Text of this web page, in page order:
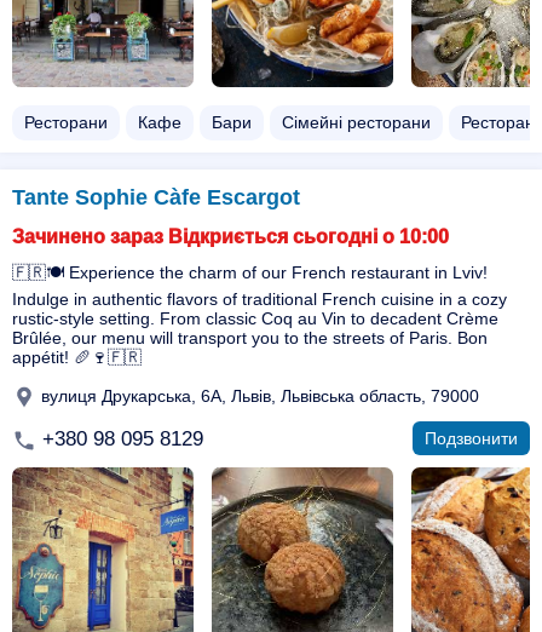
Ресторани Кафе Бари Сімейні ресторани
Tante Sophie Càfe Escargot
Зачинено зараз Відкриється сьогодні о 10:00
🇫🇷🍽️ Experience the charm of our French restaurant in Lviv!
Indulge in authentic flavors of traditional French cuisine in a cozy
rustic-style setting. From classic Coq au Vin to decadent Crème
Brûlée, our menu will transport you to the streets of Paris. Bon
appétit! 🥖🍷🇫🇷
вулиця Друкарська, 6А, Львів, Львівська область, 79000
+380 98 095 8129 Подзвонити